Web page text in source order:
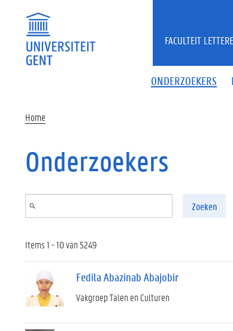
ONDERZOEKERS
FACULTEIT
Home
Onderzoekers
Zoeken
Items 1 - 10 van 5249
Fedila Abazinab Abajobir
Vakgroep Talen en Culturen